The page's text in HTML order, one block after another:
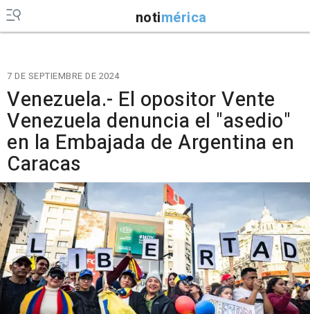
notimérica
7 DE SEPTIEMBRE DE 2024
Venezuela.- El opositor Vente
Venezuela denuncia el "asedio"
en la Embajada de Argentina en
Caracas